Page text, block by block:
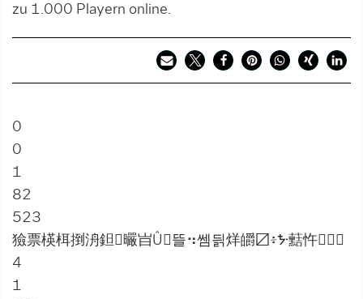
zu 1.000 Playern online.
0
0
1
82
523
獫票楧栮捯洀鉭曮㞱Û뜰⠲쎔딁烊皭〼፥ᙼ䕸忤઱
4
1